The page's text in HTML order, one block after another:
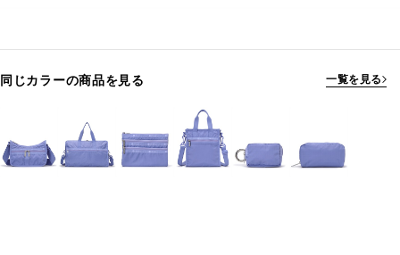
同じカラーの商品を見る 一覧を見る